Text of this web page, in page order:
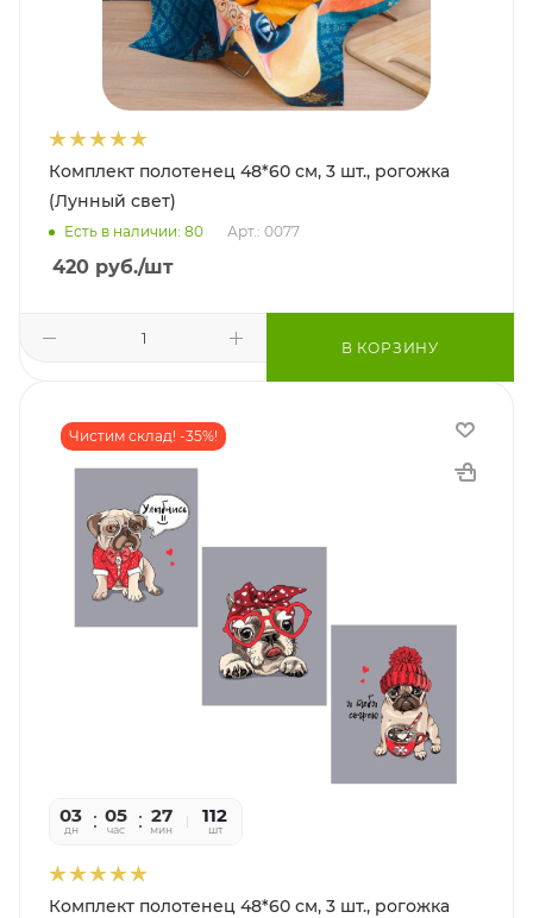
Комплект полотенец 48*60 см, 3 шт., рогожка
(Лунный свет)
Есть в наличии: 80 Арт.: 0077
420 руб./шт
В КОРЗИНУ
Чистим склад! -35%!
03
дн
05
час
27
мин
02
сек
112
шт
Комплект полотенец 48*60 см, 3 шт., рогожка